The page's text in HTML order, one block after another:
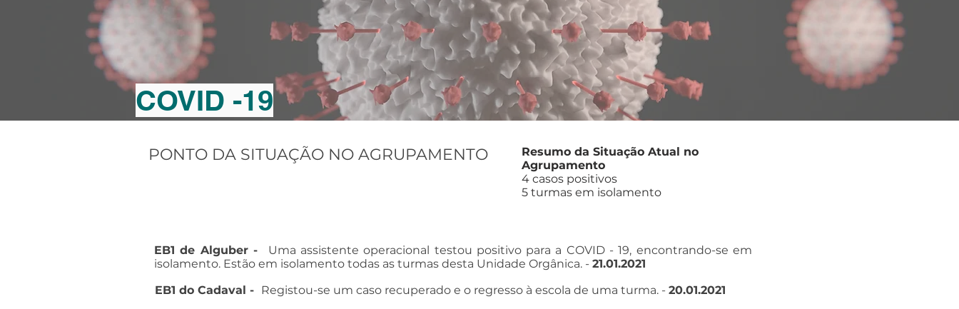
COVID -19
PONTO DA SITUAÇÃO NO AGRUPAMENTO
Resumo da Situação Atual no
Agrupamento
4 casos positivos
5 turmas em isolamento
EB1 de Alguber - Uma assistente operacional testou positivo para a COVID - 19, encontrando-se em
isolamento. Estão em isolamento todas as turmas desta Unidade Orgânica. - 21.01.2021
EB1 do Cadaval - Registou-se um caso recuperado e o regresso à escola de uma turma. - 20.01.2021